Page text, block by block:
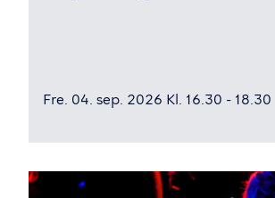
Fre. 04. sep. 2026 Kl. 16.30 - 18.30